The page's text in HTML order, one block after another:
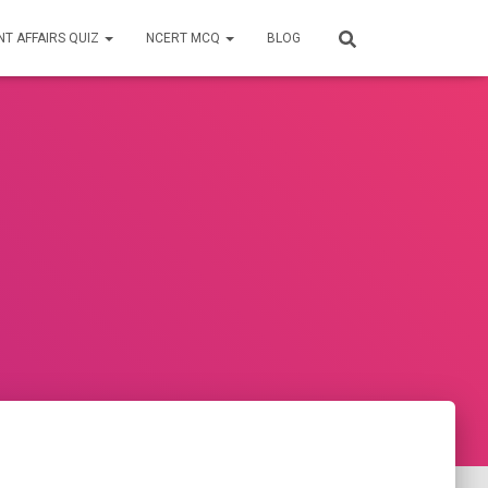
AFFAIRS QUIZ NCERT MCQ BLOG